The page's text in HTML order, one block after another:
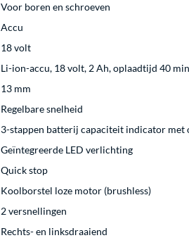
Voor boren en schroeven
Accu
18 volt
Li-ion-accu, 18 volt, 2 Ah, oplaadtijd 40
13 mm
Regelbare snelheid
3-stappen batterij capaciteit indicator met
Geïntegreerde LED verlichting
Quick stop
Koolborstel loze motor (brushless)
2 versnellingen
Rechts- en linksdraaiend